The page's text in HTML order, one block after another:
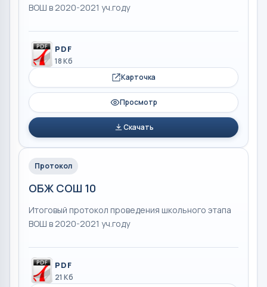
ВОШ в 2020-2021 уч.году
PDF
18 Кб
Карточка
Просмотр
Скачать
Протокол
ОБЖ СОШ 10
Итоговый протокол проведения школьного этапа
ВОШ в 2020-2021 уч.году
PDF
21 Кб